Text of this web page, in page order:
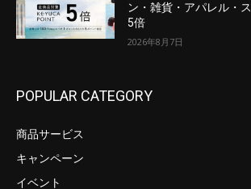
ン・雑貨・アパレル・
5倍
2026年8月7日
POPULAR CATEGORY
商品サービス
キャンペーン
イベント